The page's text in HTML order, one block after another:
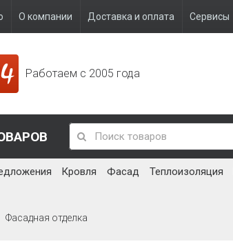
О компании Доставка и оплата Сервисы
Работаем с 2005 года
Кровля Фасад Теплоизоляция
Фасадная отделка